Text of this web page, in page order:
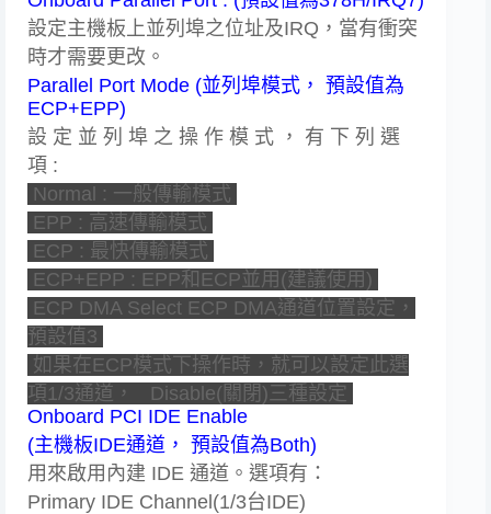
設定主機板上並列埠之位址及IRQ，當有衝突
時才需要更改。
Parallel Port Mode (並列埠模式， 預設值為
ECP+EPP)
設 定 並 列 埠 之 操 作 模 式 ， 有 下 列 選
項 :
Normal : 一般傳輸模式
EPP : 高速傳輸模式
ECP : 最快傳輸模式
ECP+EPP : EPP和ECP並用(建議使用)
ECP DMA Select ECP DMA通道位置設定，
預設值3
如果在ECP模式下操作時，就可以設定此選
項1/3通道， Disable(關閉)三種設定
Onboard PCI IDE Enable
(主機板IDE通道， 預設值為Both)
用來啟用內建 IDE 通道。選項有：
Primary IDE Channel(1/3台IDE)